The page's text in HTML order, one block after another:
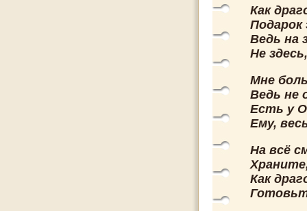
Как
Ведь на
Не
Мне
Ведь не
Есть у
Ему,
На всё
Как